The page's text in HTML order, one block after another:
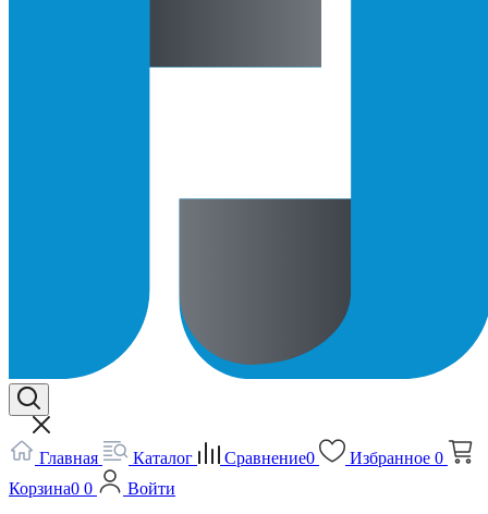
Главная Каталог Сравнение0 Избранное 0
Корзина0 0
Войти